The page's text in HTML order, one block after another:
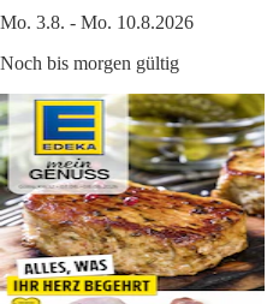
Mo. 3.8. - Mo. 10.8.2026
Noch bis morgen gültig